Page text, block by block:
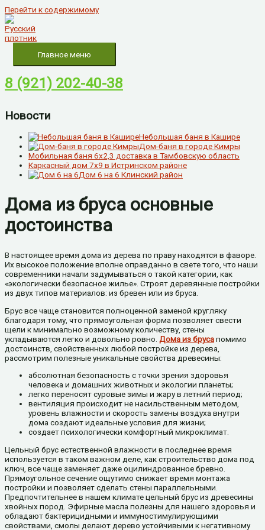
Перейти к содержимому
Главное меню
8 (921) 202-40-38
Новости
Небольшая баня в Кашире
Дом-баня в городе Кимры
Мобильная баня 6х2,3 доставка в Тамбовскую область
Каркасный дом 7х9 в Истринском районе
Дом 6 на 6 Клинский район
Дома из бруса основные
достоинства
В настоящее время дома из дерева по праву находятся в фаворе.
Их высокое положение вполне оправданно в свете того, что наши
современники начали задумываться о такой категории, как
«экологически безопасное жилье». Строят деревянные постройки
из двух типов материалов: из бревен или из бруса.
Брус все чаще становится полноценной заменой кругляку
благодаря тому, что прямоугольная форма позволяет свести
щели к минимально возможному количеству, стены
укладываются легко и довольно ровно. Дома из брусапомимо
достоинств, свойственных любой постройке из дерева,
рассмотрим полезные уникальные свойства древесины:
абсолютная безопасность с точки зрения здоровья
человека и домашних животных и экологии планеты;
легко переносят суровые зимы и жару в летний период;
вентиляция происходит не насильственным методом,
уровень влажности и скорость замены воздуха внутри
дома создают идеальные условия для жизни;
создает психологически комфортный микроклимат.
Цельный брус естественной влажности в последнее время
используется в таком важном деле, как строительство дома под
ключ, все чаще заменяет даже оцилиндрованное бревно.
Прямоугольное сечение ощутимо снижает время монтажа
постройки и позволяет сделать стены параллельными.
Предпочтительнее в нашем климате цельный брус из древесины
хвойных пород. Эфирные масла полезны для нашего здоровья и
обладают бактерицидными и иммуностимулирующими
свойствами, смолы делают дерево устойчивыми к негативному